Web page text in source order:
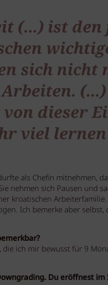
(...) ist den
sich nicht
dieser
viel
als Chefin mitnehmen,
nehmen sich Pausen und
kroatischen
Ich bemerke aber selbst,
ich mir bewusst für 9
Du eröffnest im